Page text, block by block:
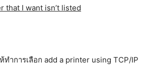
that I want isn’t listed
ำการเลือก add a printer using TCP/IP